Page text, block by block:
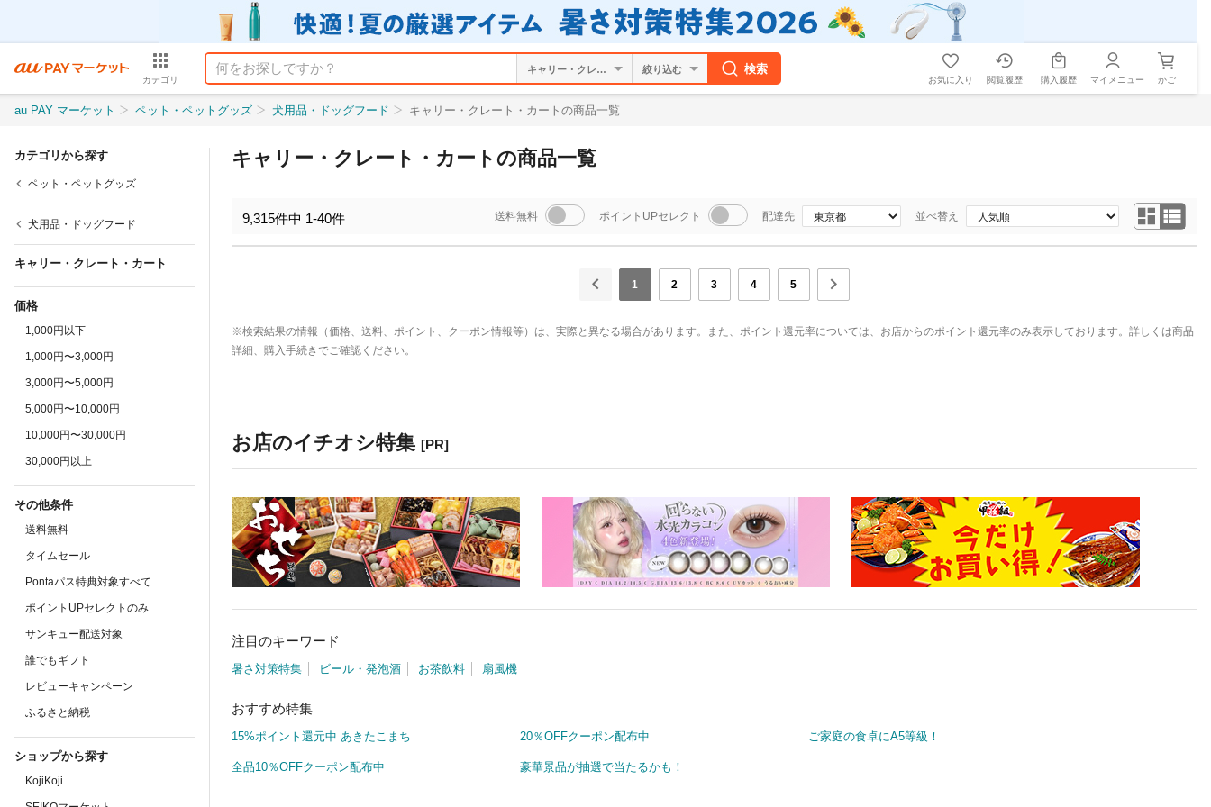
カテゴリ
絞り込む 検索
お気に入り 閲覧履歴 購入履歴 マイメニュー かご
au PAY マーケット ペット・ペットグッズ 犬用品・ドッグフード キャリー・クレート・カートの商品一覧
カテゴリから探す
ペット・ペットグッズ
犬用品・ドッグフード
キャリー・クレート・カート
価格
1,000円以下
1,000円〜3,000円
3,000円〜5,000円
5,000円〜10,000円
10,000円〜30,000円
30,000円以上
その他条件
送料無料
タイムセール
Pontaパス特典対象すべて
ポイントUPセレクトのみ
サンキュー配送対象
誰でもギフト
レビューキャンペーン
ふるさと納税
ショップから探す
KojiKoji
キャリー・クレート・カートの商品一覧
9,315件中 1-40件 送料無料 ポイントUPセレクト 配達先 並べ替え
1 2 3 4 5
※検索結果の情報（価格、送料、ポイント、クーポン情報等）は、実際と異なる場合があります。また、ポイント還元率については、お店からのポイント還元率のみ表示しております。詳しくは商品
詳細、購入手続きでご確認ください。
お店のイチオシ特集 [PR]
注目のキーワード
暑さ対策特集 ビール・発泡酒 お茶飲料 扇風機
おすすめ特集
15%ポイント還元中 あきたこまち 20％OFFクーポン配布中 ご家庭の食卓にA5等級！
全品10％OFFクーポン配布中 豪華景品が抽選で当たるかも！